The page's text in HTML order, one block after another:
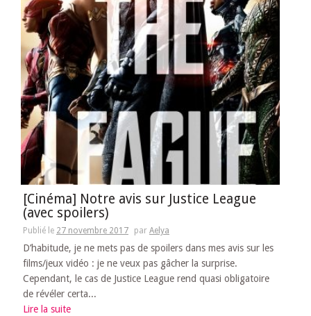
[Cinéma] Notre avis sur Justice League
(avec spoilers)
Publié le 27 novembre 2017 par Aelya
D’habitude, je ne mets pas de spoilers dans mes avis sur les
films/jeux vidéo : je ne veux pas gâcher la surprise.
Cependant, le cas de Justice League rend quasi obligatoire
de révéler certa...
Lire la suite